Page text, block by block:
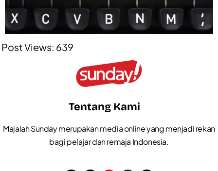
Post Views: 639
Tentang Kami
Majalah Sunday merupakan media online yang menjadi rekan
bagi pelajar dan remaja Indonesia.